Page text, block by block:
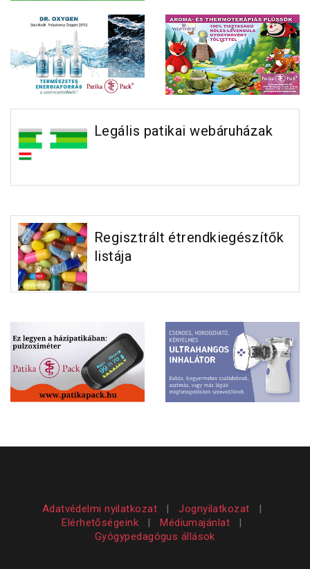
Legális patikai webáruházak
Regisztrált étrendkiegészítők
listája
Adatvédelmi nyilatkozat |Jognyilatkozat |
Elérhetőségeink |Médiumajánlat |
Gyógypedagógus állások